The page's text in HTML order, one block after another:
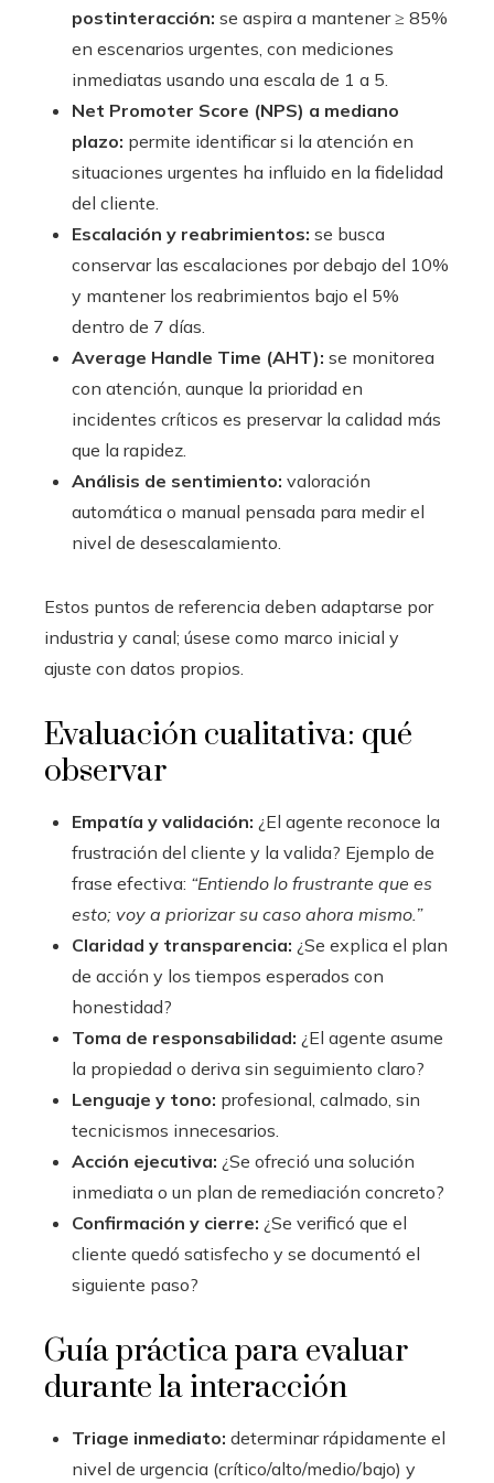
postinteracción: se aspira a mantener ≥ 85%
en escenarios urgentes, con mediciones
inmediatas usando una escala de 1 a 5.
Net Promoter Score (NPS) a mediano
plazo: permite identificar si la atención en
situaciones urgentes ha influido en la fidelidad
del cliente.
Escalación y reabrimientos: se busca
conservar las escalaciones por debajo del 10%
y mantener los reabrimientos bajo el 5%
dentro de 7 días.
Average Handle Time (AHT): se monitorea
con atención, aunque la prioridad en
incidentes críticos es preservar la calidad más
que la rapidez.
Análisis de sentimiento: valoración
automática o manual pensada para medir el
nivel de desescalamiento.
Estos puntos de referencia deben adaptarse por
industria y canal; úsese como marco inicial y
ajuste con datos propios.
Evaluación cualitativa: qué
observar
Empatía y validación: ¿El agente reconoce la
frustración del cliente y la valida? Ejemplo de
frase efectiva: “Entiendo lo frustrante que es
esto; voy a priorizar su caso ahora mismo.”
Claridad y transparencia: ¿Se explica el plan
de acción y los tiempos esperados con
honestidad?
Toma de responsabilidad: ¿El agente asume
la propiedad o deriva sin seguimiento claro?
Lenguaje y tono: profesional, calmado, sin
tecnicismos innecesarios.
Acción ejecutiva: ¿Se ofreció una solución
inmediata o un plan de remediación concreto?
Confirmación y cierre: ¿Se verificó que el
cliente quedó satisfecho y se documentó el
siguiente paso?
Guía práctica para evaluar
durante la interacción
Triage inmediato: determinar rápidamente el
nivel de urgencia (crítico/alto/medio/bajo) y